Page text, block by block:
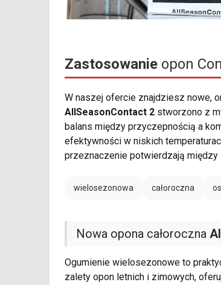
Zastosowanie opon
W naszej ofercie znajdziesz nowe,
AllSeasonContact 2 stworzono z
balans między przyczepnością a
efektywności w niskich
przeznaczenie potwierdzają między
wielosezonowa całoroczna
Nowa opona całoroczna
Ogumienie wielosezonowe to
zalety opon letnich i zimowych,